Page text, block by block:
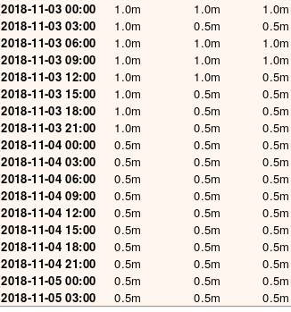
2018-11-03 00:00
2018-11-03 03:00
2018-11-03 06:00
2018-11-03 09:00
2018-11-03 12:00
2018-11-03 15:00
2018-11-03 18:00
2018-11-03 21:00
2018-11-04 00:00
2018-11-04 03:00
2018-11-04 06:00
2018-11-04 09:00
2018-11-04 12:00
2018-11-04 15:00
2018-11-04 18:00
2018-11-04 21:00
2018-11-05 00:00
2018-11-05 03:00
1.0m
1.0m
1.0m
1.0m
1.0m
1.0m
1.0m
1.0m
0.5m
0.5m
0.5m
0.5m
0.5m
0.5m
0.5m
0.5m
0.5m
0.5m
1.0m
0.5m
1.0m
1.0m
1.0m
0.5m
0.5m
0.5m
0.5m
0.5m
0.5m
0.5m
0.5m
0.5m
0.5m
0.5m
0.5m
0.5m
1.0m
0.5m
1.0m
1.0m
0.5m
0.5m
0.5m
0.5m
0.5m
0.5m
0.5m
0.5m
0.5m
0.5m
0.5m
0.5m
0.5m
0.5m